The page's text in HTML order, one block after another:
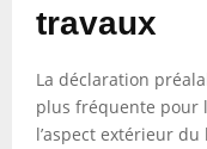
travaux
La déclaration
plus fréquente pour
l’aspect extérieur